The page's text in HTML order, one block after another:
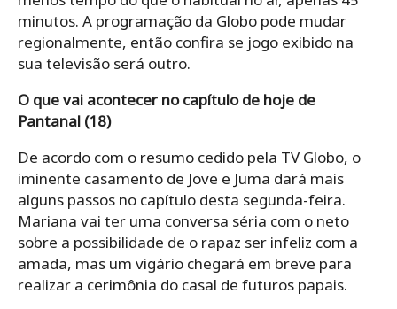
minutos. A programação da Globo pode mudar
regionalmente, então confira se jogo exibido na
sua televisão será outro.
O que vai acontecer no capítulo de hoje de
Pantanal (18)
De acordo com o resumo cedido pela TV Globo, o
iminente casamento de Jove e Juma dará mais
alguns passos no capítulo desta segunda-feira.
Mariana vai ter uma conversa séria com o neto
sobre a possibilidade de o rapaz ser infeliz com a
amada, mas um vigário chegará em breve para
realizar a cerimônia do casal de futuros papais.